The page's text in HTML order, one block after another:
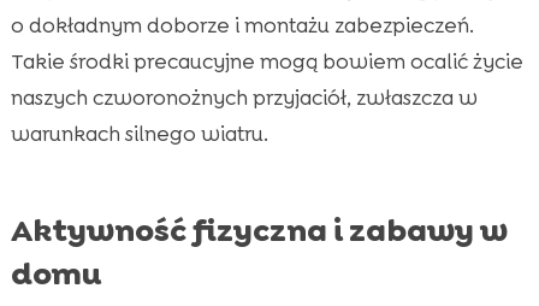
o dokładnym doborze i montażu zabezpieczeń.
Takie środki precaucyjne mogą bowiem ocalić życie
naszych czworonożnych przyjaciół, zwłaszcza w
warunkach silnego wiatru.
Aktywność fizyczna i zabawy w
domu